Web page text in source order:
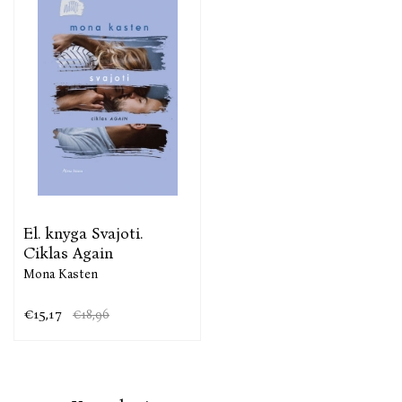
ir galybe knygų. Dievina įvairiausių rūšių kavą, ilgus
pasivaikščiojimus miške ir dienas, kai gali atsidėti
vien kūrybai. Mielai bendrauja su savo skaitytojais
per tviterį (@MonaKasten).
Daugiau informacijos interneto svetainėje adresu
www.monakasten.de.
El. knyga Svajoti.
Ciklas Again
Mona Kasten
€15,17 €18,96